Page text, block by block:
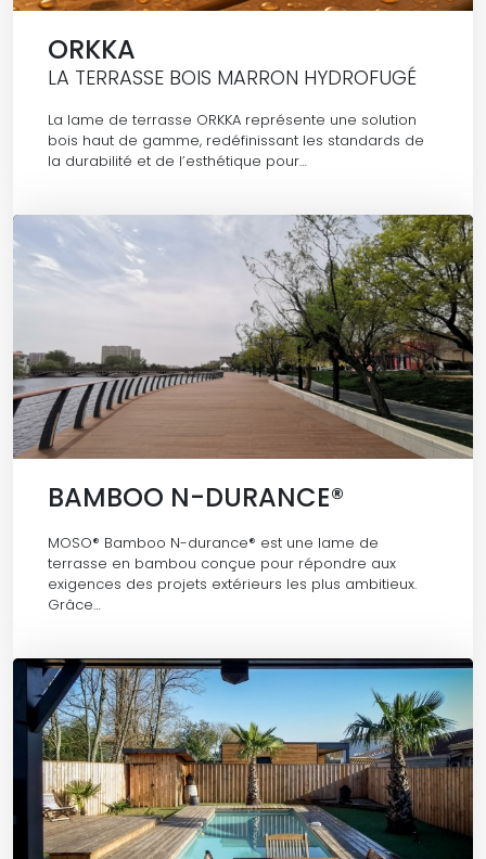
ORKKA
LA TERRASSE BOIS MARRON HYDROFUGÉ
La lame de terrasse ORKKA représente une solution
bois haut de gamme, redéfinissant les standards de
la durabilité et de l’esthétique pour…
BAMBOO N-DURANCE®
MOSO® Bamboo N-durance® est une lame de
terrasse en bambou conçue pour répondre aux
exigences des projets extérieurs les plus ambitieux.
Grâce…